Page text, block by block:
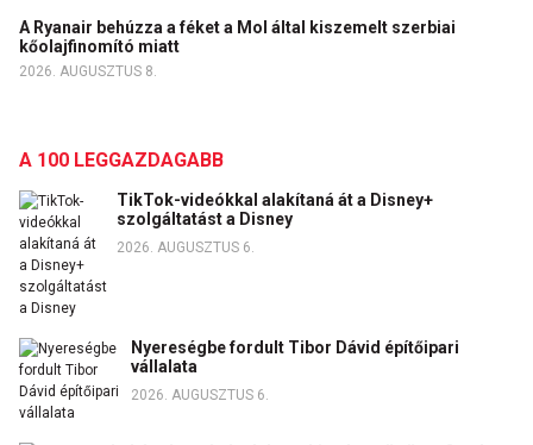
A Ryanair behúzza a féket a Mol által kiszemelt szerbiai
kőolajfinomító miatt
2026. AUGUSZTUS 8.
A 100 LEGGAZDAGABB
TikTok-videókkal alakítaná át a Disney+
szolgáltatást a Disney
2026. AUGUSZTUS 6.
Nyereségbe fordult Tibor Dávid építőipari
vállalata
2026. AUGUSZTUS 6.